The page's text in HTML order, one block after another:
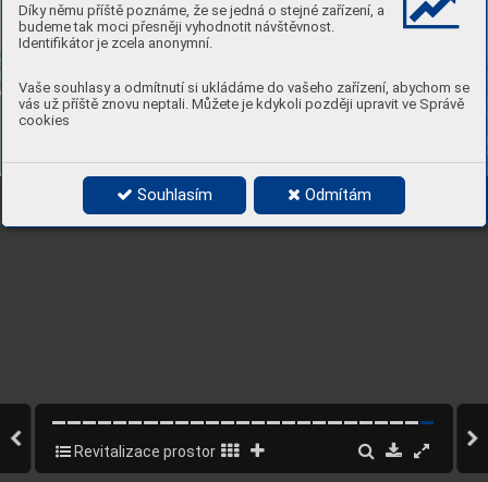
Díky němu příště poznáme, že se jedná o stejné zařízení, a
budeme tak moci přesněji vyhodnotit návštěvnost.
Identifikátor je zcela anonymní.
Vaše souhlasy a odmítnutí si ukládáme do vašeho zařízení, abychom se
vás už příště znovu neptali. Můžete je kdykoli později upravit ve Správě
cookies
Souhlasím Odmítám
Revitalizace prostoru za kostelem Barrandov 2025